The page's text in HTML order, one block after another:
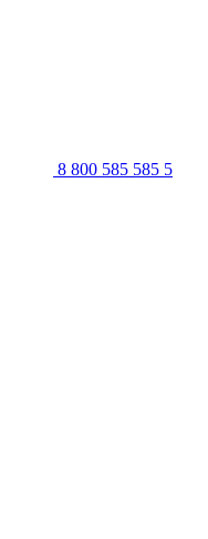
8 800 585 585 5